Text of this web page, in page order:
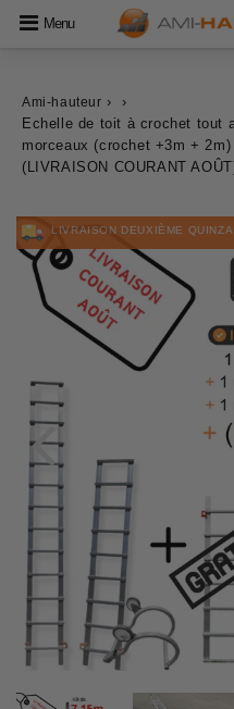
Menu
Ami-hauteur ›
›
Echelle de toit à crochet tout
morceaux (crochet +3m +
(LIVRAISON COURANT
LIVRAISON DEUXIÈME